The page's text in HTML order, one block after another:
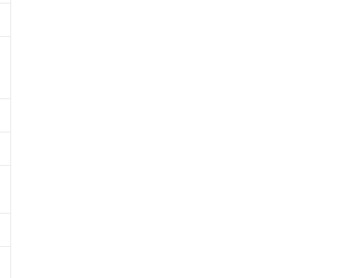
よび当社の共同利用者
することをご了承くだ
るものではありません。
出荷製品に未対応品が
り、2022年1月12日よ